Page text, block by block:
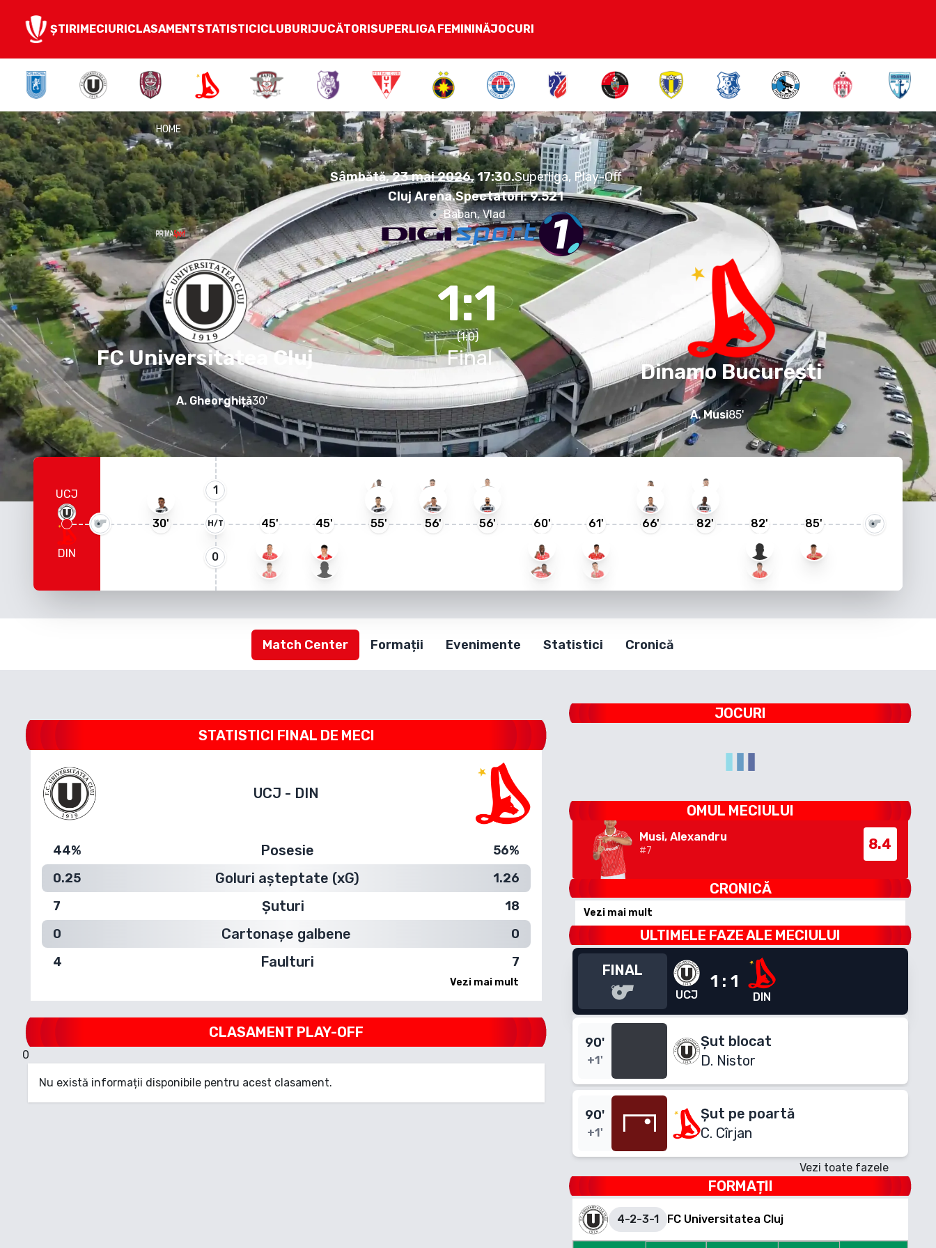
ȘTIRIMECIURICLASAMENTSTATISTICICLUBURIJUCĂTORISUPERLIGA FEMININĂJOCURI
HOME
Sâmbătă, 23 mai 2026, 17:30.Superliga, Play-Off
Cluj Arena.Spectatori:9.521
Baban, Vlad
FC Universitatea Cluj
A. Gheorghiță30'
1:1
(1:0)
Final
Dinamo București
A. Musi85'
FC Universitatea Cluj
1:1
Dinamo București
Sâmbătă, 23 mai 2026.17:30
UCJ
DIN
30'
1
H/T
0
45' 45' 55' 56' 56' 60' 61' 66' 82' 82' 85'
Match Center Formații Evenimente Statistici Cronică
STATISTICI FINAL DE MECI
UCJ - DIN
44% Posesie
56%
0.25
Goluri așteptate (xG)
1.26
7
Șuturi
18
0
Cartonașe galbene
0
4
Faulturi 7
Vezi mai mult
CLASAMENT PLAY-OFF
0
Nu există informații disponibile pentru acest clasament.
JOCURI
OMUL MECIULUI
Musi, Alexandru
#7 8.4
CRONICĂ
Vezi mai mult
ULTIMELE FAZE ALE MECIULUI
FINAL
UCJ
1 : 1
DIN
90'
+1'
Șut blocat
D. Nistor
90'
+1'
Șut pe poartă
C. Cîrjan
Vezi toate fazele
FORMAȚII
4-2-3-1 FC Universitatea Cluj